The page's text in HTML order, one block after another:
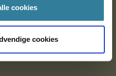
cookies
cookies